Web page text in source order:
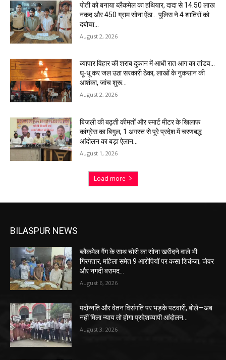
पोती को बनाया ब्लैकमेल का हथियार, दादा से 14.50 लाख
नकद और 450 ग्राम सोना ऐंठा… पुलिस ने 4 शातिरों को
दबोचा…
August 2, 2026
व्यापार विहार की शराब दुकान में आधी रात आग का तांडव…
धू-धू कर जल उठा सरकारी ठेका, लाखों के नुकसान की
आशंका, जांच शुरू…
August 2, 2026
बिजली की बढ़ती कीमतों और स्मार्ट मीटर के खिलाफ
कांग्रेस का बिगुल, 1 अगस्त से पूरे प्रदेश में चरणबद्ध
आंदोलन का बड़ा ऐलान…
August 1, 2026
Load more
BILASPUR NEWS
ब्लैकमेल गैंग के साथ चोरी का सोना खरीदने वाले भी
गिरफ्तार, महिला समेत 9 आरोपियों पर कसा शिकंजा; जेवर
और नगदी बरामद…
August 6, 2026
पदोन्नति और वेतन विसंगति पर भड़के पटवारी, बोले—अब
नहीं मिला न्याय तो होगा प्रदेशव्यापी आंदोलन…
August 3, 2026